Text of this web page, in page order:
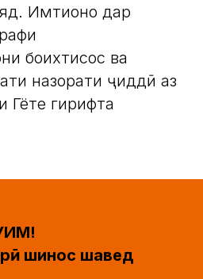
Имтиҳонҳо дар
боихтисос ва
назорати ҷиддӣ аз
Гёте гирифта
шинос шавед